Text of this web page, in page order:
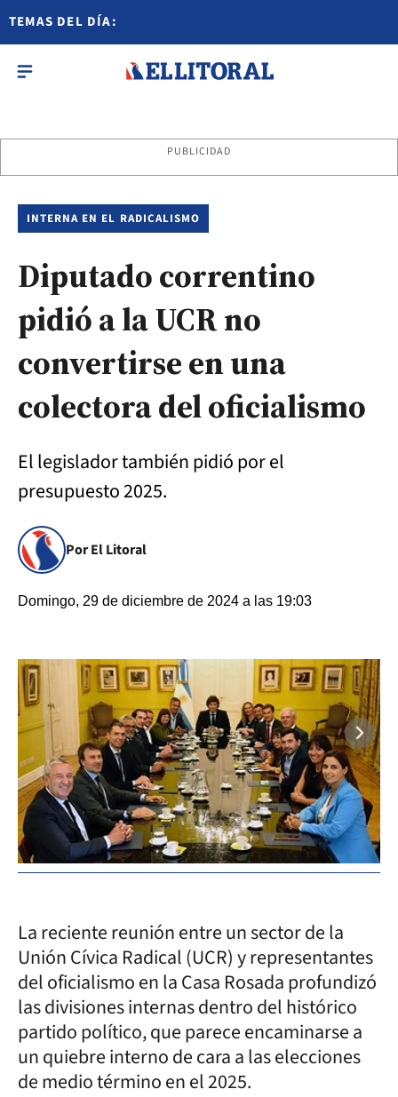
TEMAS DEL DÍA:
PUBLICIDAD
INTERNA EN EL RADICALISMO
Diputado correntino
pidió a la UCR no
convertirse en una
colectora del oficialismo
El legislador también pidió por el
presupuesto 2025.
Por El Litoral
Domingo, 29 de diciembre de 2024 a las 19:03
La reciente reunión entre un sector de la
Unión Cívica Radical (UCR) y representantes
del oficialismo en la Casa Rosada profundizó
las divisiones internas dentro del histórico
partido político, que parece encaminarse a
un quiebre interno de cara a las elecciones
de medio término en el 2025.